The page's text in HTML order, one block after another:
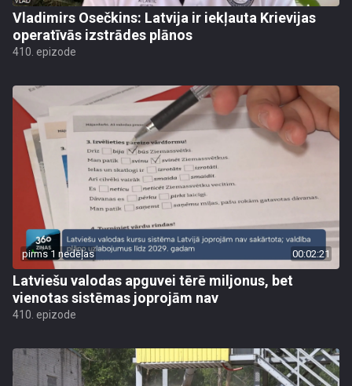
Vladimirs Osečkins: Latvija ir iekļauta Krievijas
operatīvās izstrādes plānos
410. epizode
pirms 1 nedēļas 00:02:21
Latviešu valodas apguvei tērē miljonus, bet
vienotas sistēmas joprojām nav
410. epizode